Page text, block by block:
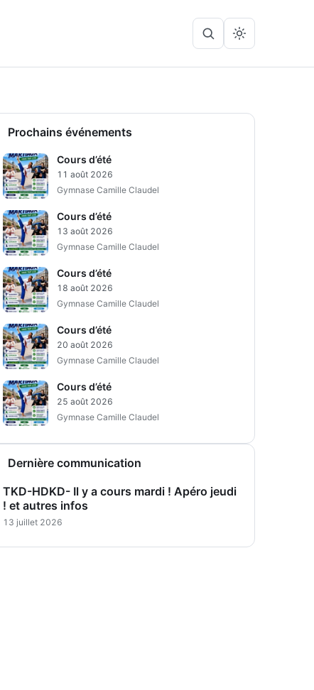
Rechercher
Lancer
la
Prochains événements
Cours d’été
11 août 2026
Gymnase Camille Claudel
Cours d’été
13 août 2026
Gymnase Camille Claudel
Cours d’été
18 août 2026
Gymnase Camille Claudel
Cours d’été
20 août 2026
Gymnase Camille Claudel
Cours d’été
25 août 2026
Gymnase Camille Claudel
Dernière communication
TKD-HDKD- Il y a cours mardi ! Apéro jeudi
! et autres infos
13 juillet 2026